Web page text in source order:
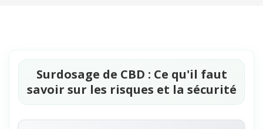
Surdosage de CBD : Ce qu'il faut
savoir sur les risques et la sécurité